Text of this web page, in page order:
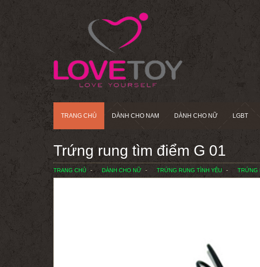
TRANG CHỦ DÀNH CHO NAM DÀNH CHO NỮ LGBT
Trứng rung tìm điểm G 01
TRANG CHỦ DÀNH CHO NỮ TRỨNG RUNG TÌNH YÊU TRỨNG